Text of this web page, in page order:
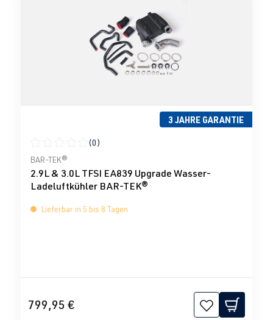
3 JAHRE GARANTIE
Durchschnittliche Bewertung von 0 von 5 Sternen
(0)
BAR-TEK®
2.9L & 3.0L TFSI EA839 Upgrade Wasser-
Ladeluftkühler BAR-TEK®
Lieferbar in 5 bis 8 Tagen
799,95 €